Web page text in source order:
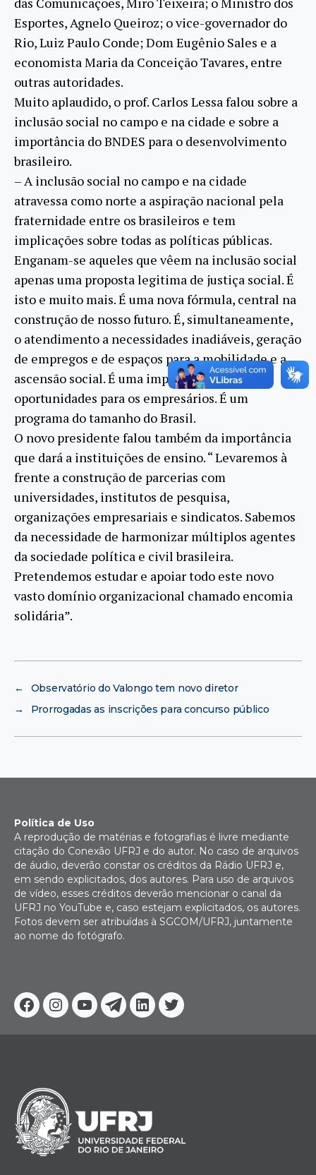
Esportes, Agnelo Queiroz; o vice-governador do
Rio, Luiz Paulo Conde; Dom Eugênio Sales e a
economista Maria da Conceição Tavares, entre
outras autoridades.
Muito aplaudido, o prof. Carlos Lessa falou sobre a
inclusão social no campo e na cidade e sobre a
importância do BNDES para o desenvolvimento
brasileiro.
– A inclusão social no campo e na cidade
atravessa como norte a aspiração nacional pela
fraternidade entre os brasileiros e tem
implicações sobre todas as políticas públicas.
Enganam-se aqueles que vêem na inclusão social
apenas uma proposta legitima de justiça social. É
isto e muito mais. É uma nova fórmula, central na
construção de nosso futuro. É, simultaneamente,
o atendimento a necessidades inadiáveis, geração
de empregos e de espaços para a mobilidade e a
ascensão social. É uma importante frente de
oportunidades para os empresários. É um
programa do tamanho do Brasil.
O novo presidente falou também da importância
que dará a instituições de ensino. “ Levaremos à
frente a construção de parcerias com
universidades, institutos de pesquisa,
organizações empresariais e sindicatos. Sabemos
da necessidade de harmonizar múltiplos agentes
da sociedade política e civil brasileira.
Pretendemos estudar e apoiar todo este novo
vasto domínio organizacional chamado encomia
solidária”.
←
Observatório do Valongo tem novo diretor
→
Prorrogadas as inscrições para concurso público
Facebook
Instagram
YoutubeTelegram
Linkedin
Twitter
Política de Uso
A reprodução de matérias e fotografias é livre mediante
citação do Conexão UFRJ e do autor. No caso de arquivos
de áudio, deverão constar os créditos da Rádio UFRJ e,
em sendo explicitados, dos autores. Para uso de arquivos
de vídeo, esses créditos deverão mencionar o canal da
UFRJ no YouTube e, caso estejam explicitados, os autores.
Fotos devem ser atribuídas à SGCOM/UFRJ, juntamente
ao nome do fotógrafo.